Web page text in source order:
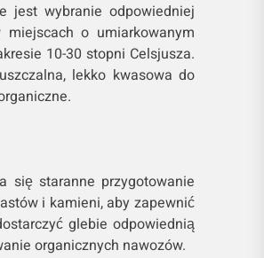
jest wybranie odpowiedniej
o umiarkowanym
10-30 stopni Celsjusza.
lekko kwasowa do
się staranne przygotowanie
i kamieni, aby zapewnić
glebie odpowiednią
organicznych nawozów.